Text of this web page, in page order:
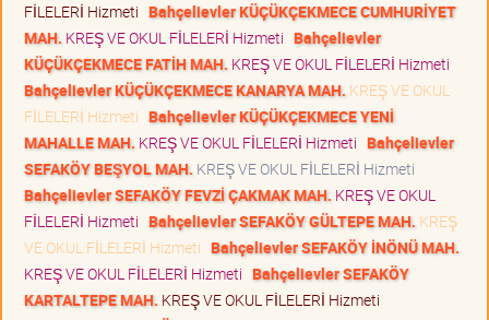
FİLELERİ Hizmeti Bahçelievler KÜÇÜKÇEKMECE CUMHURİYET
MAH. KREŞ VE OKUL FİLELERİ Hizmeti Bahçelievler
KÜÇÜKÇEKMECE FATİH MAH. KREŞ VE OKUL FİLELERİ Hizmeti
Bahçelievler KÜÇÜKÇEKMECE KANARYA MAH. KREŞ VE OKUL
FİLELERİ Hizmeti Bahçelievler KÜÇÜKÇEKMECE YENİ
MAHALLE MAH. KREŞ VE OKUL FİLELERİ Hizmeti Bahçelievler
SEFAKÖY BEŞYOL MAH. KREŞ VE OKUL FİLELERİ Hizmeti
Bahçelievler SEFAKÖY FEVZİ ÇAKMAK MAH. KREŞ VE OKUL
FİLELERİ Hizmeti Bahçelievler SEFAKÖY GÜLTEPE MAH. KREŞ
VE OKUL FİLELERİ Hizmeti Bahçelievler SEFAKÖY İNÖNÜ MAH.
KREŞ VE OKUL FİLELERİ Hizmeti Bahçelievler SEFAKÖY
KARTALTEPE MAH. KREŞ VE OKUL FİLELERİ Hizmeti